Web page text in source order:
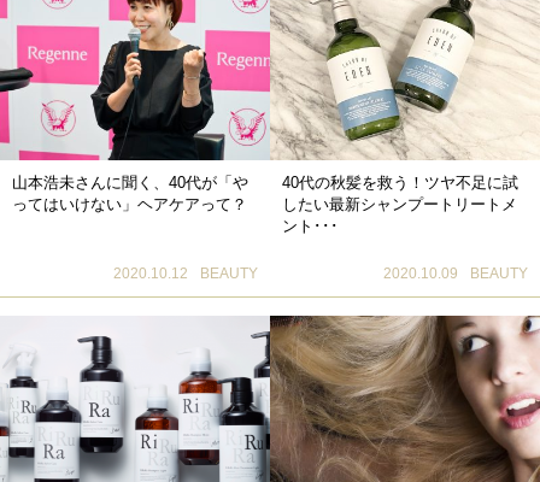
山本浩未さんに聞く、40代が「や
ってはいけない」ヘアケアって？
2020.10.12 BEAUTY
40代の秋髪を救う！ツヤ不足に試
したい最新シャンプートリートメ
ント･･･
2020.10.09 BEAUTY